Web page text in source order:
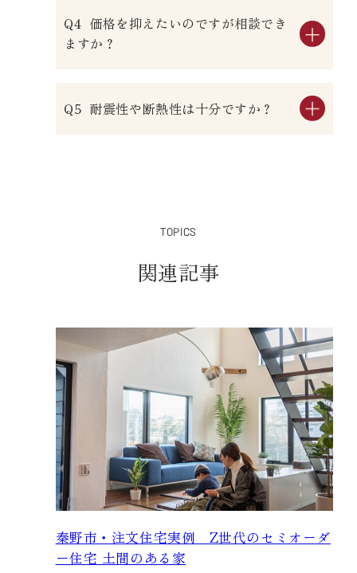
価格を抑えたいのですが相談でき
ますか？
耐震性や断熱性は十分ですか？
TOPICS
関連記事
秦野市・注文住宅実例 Z世代のセミオーダ
ー住宅 土間のある家